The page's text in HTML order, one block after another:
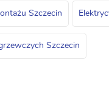
Szczecin
Szczecin